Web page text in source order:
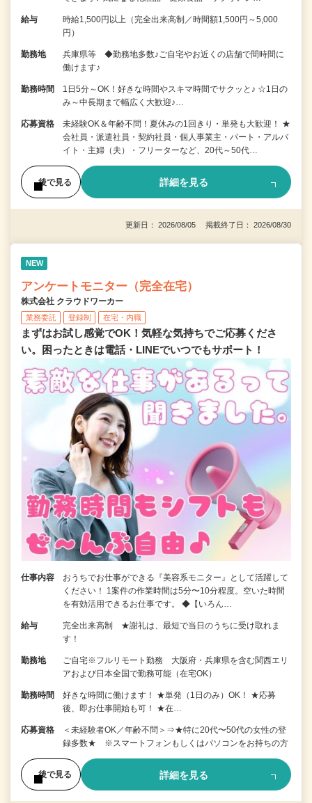
給与
時給1,500円以上（完全出来高制／時間額1,500円～5,000
円）
勤務地
兵庫県等 ◆勤務地多数♪ご自宅やお近くの店舗で間時間に
働けます♪
勤務時間
1日5分～OK！好きな時間やスキマ時間でサクッと♪ ☆1日の
み～中長期まで幅広く大歓迎♪…
応募資格
未経験OK＆年齢不問！夏休みの1回きり・単発も大歓迎！ ★
会社員・派遣社員・契約社員・個人事業主・パート・アルバ
イト・主婦（夫）・フリーターなど、20代～50代…
後で見る 詳細を見る
更新日： 2026/08/05 掲載終了日： 2026/08/30
NEW
アンケートモニター（完全在宅）
株式会社 クラウドワーカー
業務委託 登録制 在宅・内職
まずはお試し感覚でOK！気軽な気持ちでご応募くださ
い。困ったときは電話・LINEでいつでもサポート！
仕事内容
おうちでお仕事ができる『美容系モニター』として活躍して
ください！ 1案件の作業時間は5分〜10分程度。空いた時間
を有効活用できるお仕事です。 ◆【いろん…
給与
完全出来高制 ★謝礼は、最短で当日のうちに受け取れま
す！
勤務地
ご自宅※フルリモート勤務 大阪府・兵庫県を含む関西エリ
アおよび日本全国で勤務可能（在宅OK）
勤務時間
好きな時間に働けます！ ★単発（1日のみ）OK！ ★応募
後、即お仕事開始も可！ ★在…
応募資格
＜未経験者OK／年齢不問＞⇒★特に20代〜50代の女性の登
録多数★ ※スマートフォンもしくはパソコンをお持ちの方
後で見る 詳細を見る